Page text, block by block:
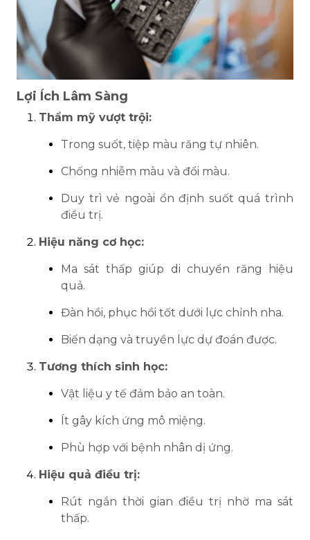
Lợi Ích Lâm Sàng
Thẩm mỹ vượt trội:
Trong suốt, tiệp màu răng tự nhiên.
Chống nhiễm màu và đổi màu.
Duy trì vẻ ngoài ổn định suốt quá trình
điều trị.
Hiệu năng cơ học:
Ma sát thấp giúp di chuyển răng hiệu
quả.
Đàn hồi, phục hồi tốt dưới lực chỉnh nha.
Biến dạng và truyền lực dự đoán được.
Tương thích sinh học:
Vật liệu y tế đảm bảo an toàn.
Ít gây kích ứng mô miệng.
Phù hợp với bệnh nhân dị ứng.
Hiệu quả điều trị:
Rút ngắn thời gian điều trị nhờ ma sát
thấp.